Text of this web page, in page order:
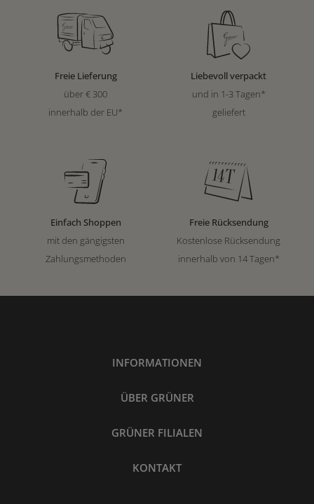
Freie Lieferung
über € 300
innerhalb der EU*
Liebevoll verpackt
und in 1-3 Tagen*
geliefert
Einfach Shoppen
mit den gängigsten
Zahlungsmethoden
Freie Rücksendung
Kostenlose Rücksendung
innerhalb von 14 Tagen*
INFORMATIONEN
ÜBER GRÜNER
GRÜNER FILIALEN
KONTAKT